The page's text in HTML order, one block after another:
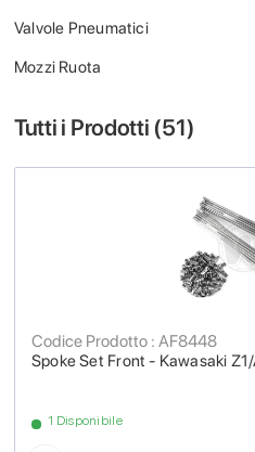
Valvole Pneumatici
Mozzi Ruota
Tutti i Prodotti (51)
Spoke Set Front - Kawasaki
Codice Prodotto : AF8448
1 Disponibile